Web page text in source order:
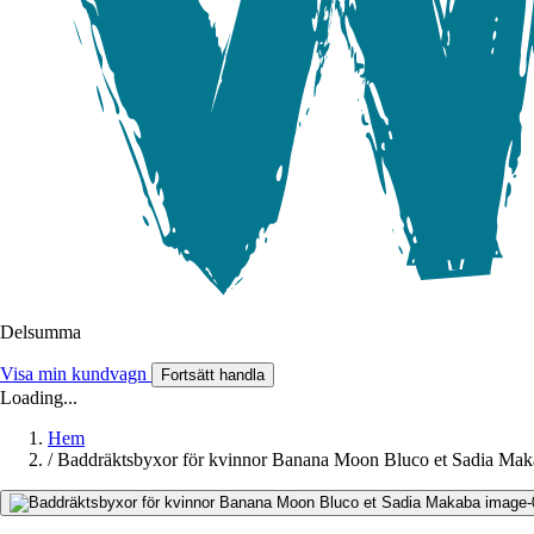
Delsumma
Visa min kundvagn Fortsätt handla
Loading...
Hem
/ Baddräktsbyxor för kvinnor Banana Moon Bluco et Sadia